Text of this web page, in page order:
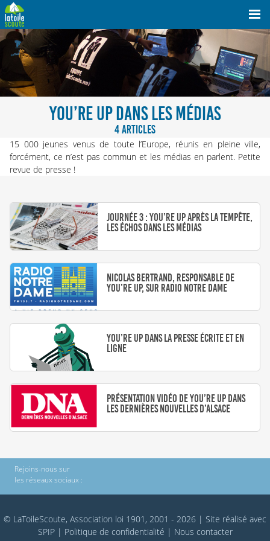
YOU’RE UP DANS LES MÉDIAS
4 ARTICLES
15 000 jeunes venus de toute l’Europe, réunis en pleine ville,
forcément, ce n’est pas commun et les médias en parlent. Petite
revue de presse !
Journée 3 : You’re Up après la tempête,
les échos dans les médias
Nicolas Bertrand, responsable de
You’re Up, sur Radio Notre Dame
You’re Up dans la presse écrite et en
ligne
Présentation vidéo de You’re Up dans
les Dernières Nouvelles d’Alsace
Rejoins-nous sur
les réseaux sociaux :
© LaToileScoute, Association loi 1901, 2001 - 2026 | Site réalisé avec
SPIP| Politique de confidentialité | Nous contacter